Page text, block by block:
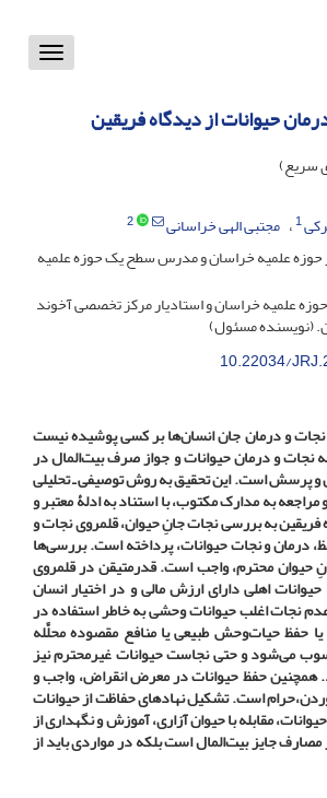
Toggle
حیوانات از دیدگاه فریقین
سریع)
1 مجتبی الهی خراسانی
2
علمیه خراسان و مدرس سطح یک حوزه علمیه
علمیه خراسان و استادیار مرکز تخصصی آخوند
(نویسنده مسئول)
10.22034/
نجات و درمان جان انسان‌ها بر کسی پوشیده نیست
نجات و درمان حیوانات و جواز صرف بیت‌المال در
پرسش است. این تحقیق به روش توصیفی ـ تحلیلی
به مدارک مکتوب، با استناد به ادلۀ معتبر و
به بررسی نجات جانِ حیوان، قلمروی نجات و
درمان و نجات حیوانات، پرداخته است. بررسی‌ها
حیوان محترم، واجب است. قدرمتیقن در قلمروی
اهلی دارای ارزش مالی و در اختیار انسان
نجات اغلب حیوانات وحشی به خاطر استفاده در
یا حفظ حیات‌وحش طبیعی یا منافع مقصوده محلَّله
می‌شود و حتی نجاست حیوانات غیرمحترم نیز
همچنین حفظ حیوانات در معرض انقراض، واجب و
است. تشکیل نهادهای حفاظت از حیوانات
مقابله با حیوان آزاری، آموزش و نگهداری از
مصارف جایز بیت‌المال است بلکه در مواردی باید از